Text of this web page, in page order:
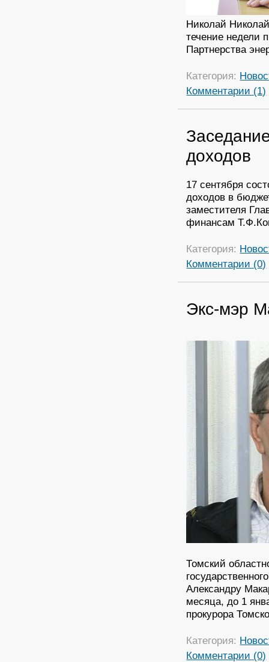
Николай
течение недели
Партнерства
Категория:
Комментарии (1)
доходов
17 сентября
доходов в
заместителя
финансам
Категория:
Комментарии (0)
Экс-мэр
Томский
Александру
месяца, до 1
прокурора
Категория:
Комментарии (0)